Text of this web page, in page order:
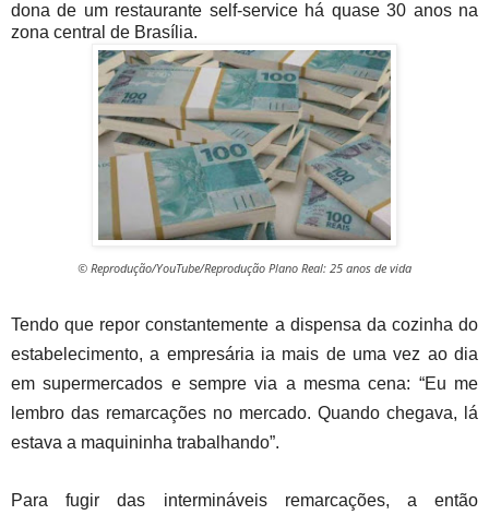
dona de um restaurante self-service há quase 30 anos na
zona central de Brasília.
© Reprodução/YouTube/Reprodução Plano Real: 25 anos de vida
Tendo que repor constantemente a dispensa da cozinha do
estabelecimento, a empresária ia mais de uma vez ao dia
em supermercados e sempre via a mesma cena: “Eu me
lembro das remarcações no mercado. Quando chegava, lá
estava a maquininha trabalhando”.
Para fugir das intermináveis remarcações, a então